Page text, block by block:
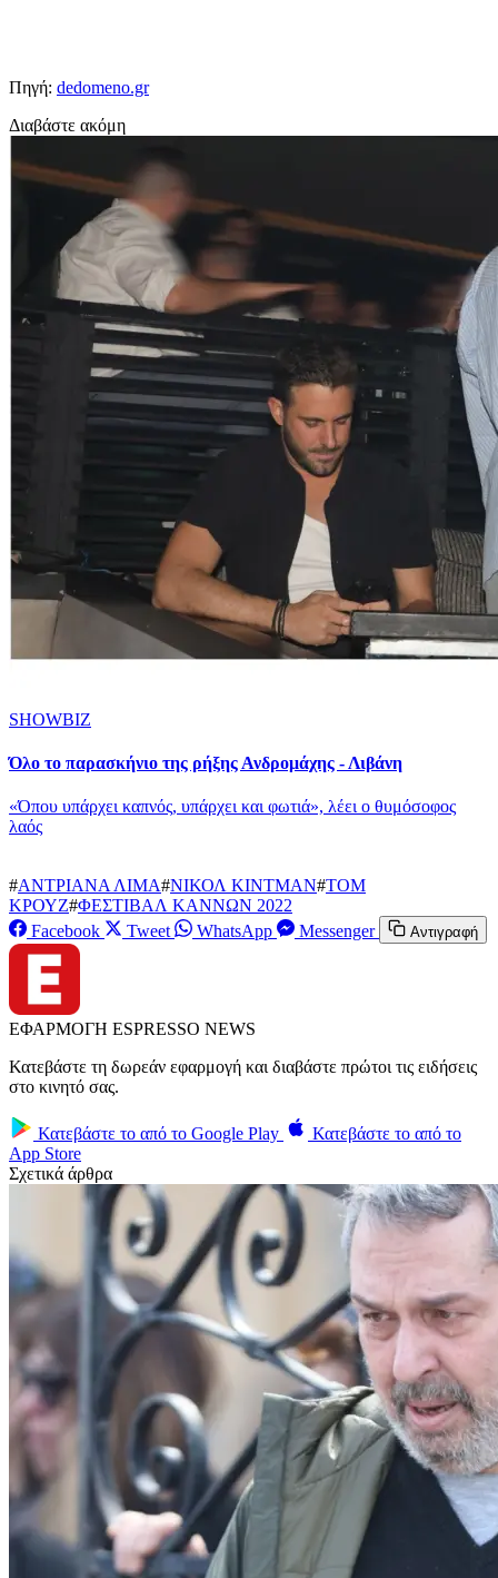
Πηγή: dedomeno.gr
Διαβάστε ακόμη
SHOWBIZ
Όλο το παρασκήνιο της ρήξης Ανδρομάχης - Λιβάνη
«Όπου υπάρχει καπνός, υπάρχει και φωτιά», λέει ο θυμόσοφος
λαός
#ΑΝΤΡΙΑΝΑ ΛΙΜΑ#ΝΙΚΟΛ ΚΙΝΤΜΑΝ#ΤΟΜ
ΚΡΟΥΖ#ΦΕΣΤΙΒΑΛ ΚΑΝΝΩΝ 2022
Facebook
Tweet WhatsApp Messenger Αντιγραφή
ΕΦΑΡΜΟΓΗ ESPRESSO NEWS
Κατεβάστε τη δωρεάν εφαρμογή και διαβάστε πρώτοι τις ειδήσεις
στο κινητό σας.
Κατεβάστε το από το Google Play
Κατεβάστε το από το
App Store
Σχετικά άρθρα